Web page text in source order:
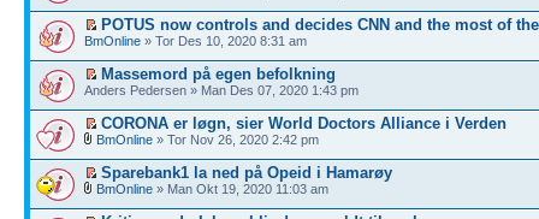
POTUS now controls and decides CNN and the most of
BmOnline » Tor Des 10, 2020 8:31 am
Massemord på egen befolkning
Anders Pedersen » Man Des 07, 2020 1:43 pm
CORONA er løgn, sier World Doctors Alliance i Verden
BmOnline » Tor Nov 26, 2020 2:42 pm
Sparebank1 la ned på Opeid i Hamarøy
BmOnline » Man Okt 19, 2020 11:03 am